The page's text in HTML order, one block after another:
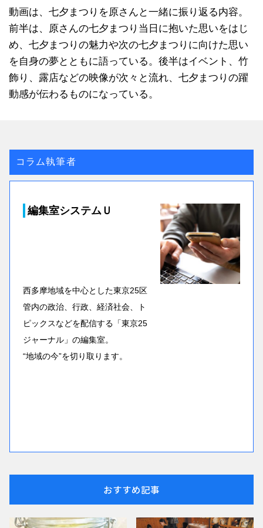
動画は、七夕まつりを原さんと一緒に振り返る内容。
前半は、原さんの七夕まつり当日に抱いた思いをはじ
め、七夕まつりの魅力や次の七夕まつりに向けた思い
を自身の夢とともに語っている。後半はイベント、竹
飾り、露店などの映像が次々と流れ、七夕まつりの躍
動感が伝わるものになっている。
コラム執筆者
編集室システムＵ
西多摩地域を中心とした東京25区
管内の政治、行政、経済社会、ト
ピックスなどを配信する「東京25
ジャーナル」の編集室。
“地域の今”を切り取ります。
おすすめ記事